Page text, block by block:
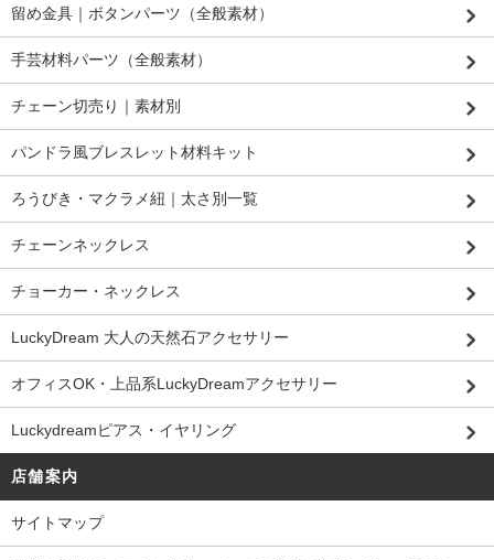
留め金具｜ボタンパーツ（全般素材）
手芸材料パーツ（全般素材）
チェーン切売り｜素材別
パンドラ風ブレスレット材料キット
ろうびき・マクラメ紐｜太さ別一覧
チェーンネックレス
チョーカー・ネックレス
LuckyDream 大人の天然石アクセサリー
オフィスOK・上品系LuckyDreamアクセサリー
Luckydreamピアス・イヤリング
店舗案内
サイトマップ